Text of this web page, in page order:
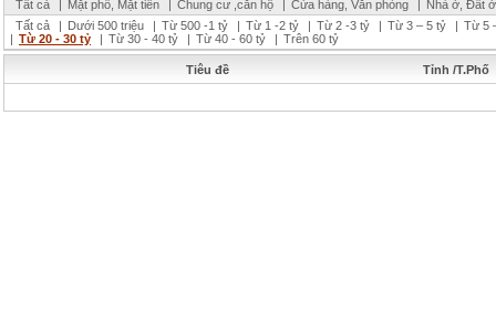
Tất cả
| Mặt phố, Mặt tiền | Chung cư ,căn hộ | Cửa hàng, Văn phòng | Nhà ở, Đất ở
Tất cả
| Dưới 500 triệu | Từ 500 -1 tỷ | Từ 1 -2 tỷ | Từ 2 -3 tỷ | Từ 3 – 5 tỷ | Từ 5
| Từ 20 - 30 tỷ | Từ 30 - 40 tỷ | Từ 40 - 60 tỷ | Trên 60 tỷ
Tiêu đề Tỉnh /T.Phố